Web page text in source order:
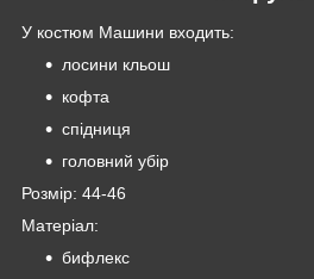
У костюм Машини входить:
лосини кльош
кофта
спідниця
головний убір
Розмір: 44-46
Матеріал:
бифлекс